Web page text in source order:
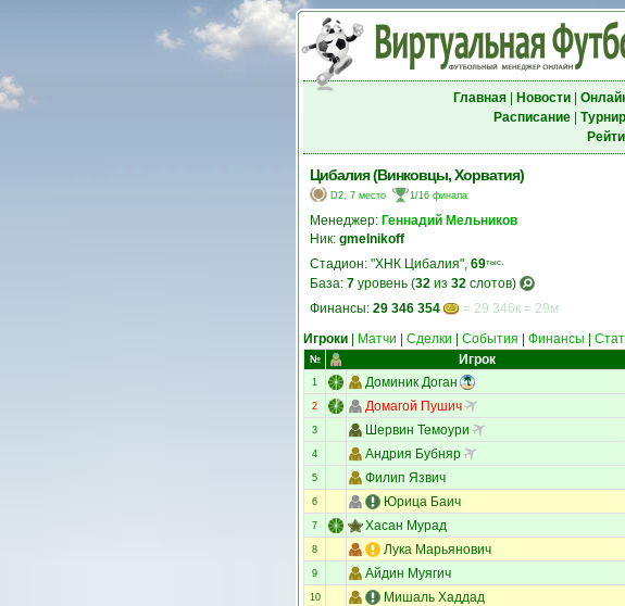
Главная| Новости|
Расписание|
Цибалия (Винковцы, Хорватия)
D2, 7 место 1/16 финала
Менеджер: Геннадий Мельников
Ник: gmelnikoff
Стадион: "ХНК Цибалия", 69тыс.
База: 7 уровень (32 из 32 слотов)
Финансы: 29 346 354 = 29 346к = 29м
Игроки Матчи Сделки События Финансы
№ Игрок
1 Доминик Доган
2 Домагой Пушич
3 Шервин Темоури
4 Андрия Бубняр
5 Филип Язвич
6 Юрица Баич
7 Хасан Мурад
8 Лука Марьянович
9 Айдин Муягич
10 Мишаль Хаддад